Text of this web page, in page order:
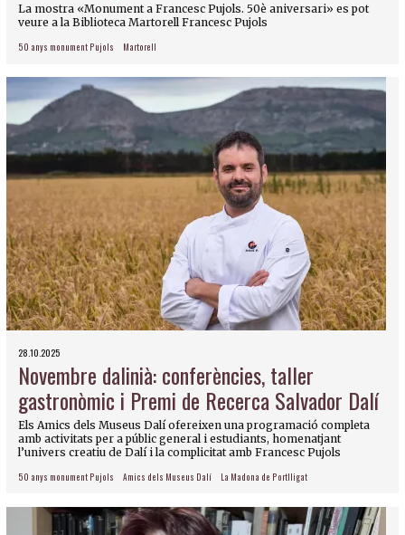
La mostra «Monument a Francesc Pujols. 50è aniversari» es pot
veure a la Biblioteca Martorell Francesc Pujols
50 anys monument Pujols Martorell
28.10.2025
Novembre dalinià: conferències, taller
gastronòmic i Premi de Recerca Salvador Dalí
Els Amics dels Museus Dalí ofereixen una programació completa
amb activitats per a públic general i estudiants, homenatjant
l’univers creatiu de Dalí i la complicitat amb Francesc Pujols
50 anys monument Pujols Amics dels Museus Dalí La Madona de Portlligat